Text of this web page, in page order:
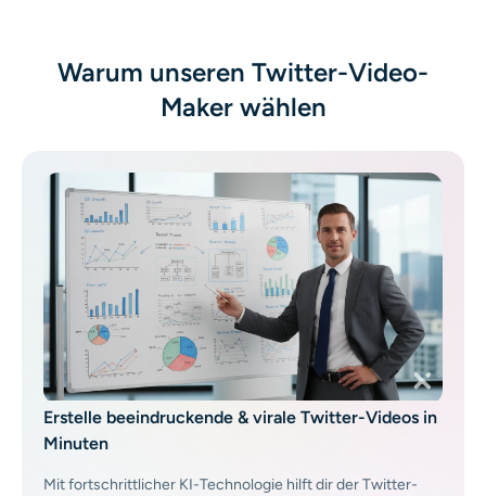
Passfoto-Ersteller
Videoeffekte
Video-Verstärker
Video-Wasserzeichen-Entferner
Warum unseren Twitter-Video-
Maker wählen
Erstelle beeindruckende & virale Twitter-Videos in
Minuten
Mit fortschrittlicher KI-Technologie hilft dir der Twitter-